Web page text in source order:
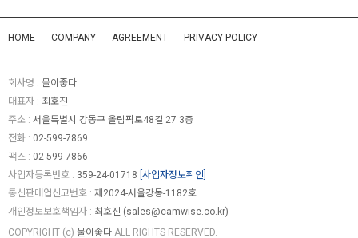
HOME COMPANY AGREEMENT PRIVACY POLICY
회사명 : 물이좋다
대표자 : 최호진
주소 : 서울특별시 강동구 올림픽로48길 27 3층
전화 : 02-599-7869
팩스 : 02-599-7866
사업자등록번호 : 359-24-01718 [사업자정보확인]
통신판매업신고번호 : 제2024-서울강동-1182호
개인정보보호책임자 : 최호진 (sales@camwise.co.kr)
COPYRIGHT (c) 물이좋다 ALL RIGHTS RESERVED.